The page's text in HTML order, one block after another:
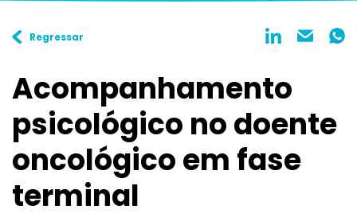
Regressar
Acompanhamento
psicológico no doente
oncológico em fase
terminal